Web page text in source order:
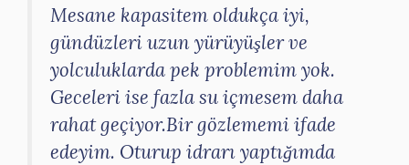
Mesane kapasitem oldukça iyi,
gündüzleri uzun yürüyüşler ve
yolculuklarda pek problemim yok.
Geceleri ise fazla su içmesem daha
rahat geçiyor.Bir gözlememi ifade
edeyim. Oturup idrarı yaptığımda